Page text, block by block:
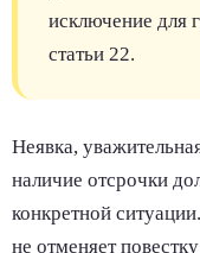
исключение для
статьи 22.
Неявка,
наличие отсрочки
конкретной
не отменяет